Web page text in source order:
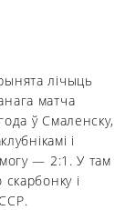
лічыць
матча
ў Смаленску,
і
— 2:1. У там
і